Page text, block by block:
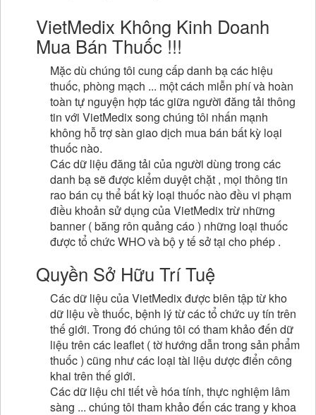
VietMedix Không Kinh Doanh
Mua Bán Thuốc !!!
Mặc dù chúng tôi cung cấp danh bạ các hiệu
thuốc, phòng mạch ... một cách miễn phí và hoàn
toàn tự nguyện hợp tác giữa người đăng tải thông
tin với VietMedix song chúng tôi nhấn mạnh
không hỗ trợ sàn giao dịch mua bán bất kỳ loại
thuốc nào.
Các dữ liệu đăng tải của người dùng trong các
danh bạ sẽ được kiểm duyệt chặt , mọi thông tin
rao bán cụ thể bất kỳ loại thuốc nào đều vi phạm
điều khoản sử dụng của VietMedix trừ những
banner ( băng rôn quảng cáo ) những loại thuốc
được tổ chức WHO và bộ y tế sở tại cho phép .
Quyền Sở Hữu Trí Tuệ
Các dữ liệu của VietMedix được biên tập từ kho
dữ liệu về thuốc, bệnh lý từ các tổ chức uy tín trên
thế giới. Trong đó chúng tôi có tham khảo đến dữ
liệu trên các leaflet ( tờ hướng dẫn trong sản phẩm
thuốc ) cũng như các loại tài liệu dược điển công
khai trên thế giới.
Các dữ liệu chi tiết về hóa tính, thực nghiệm lâm
sàng ... chúng tôi tham khảo đến các trang y khoa